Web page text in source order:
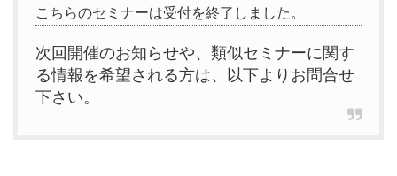
こちらのセミナーは受付を終了しました。
次回開催のお知らせや、類似セミナーに関す
る情報を希望される方は、以下よりお問合せ
下さい。